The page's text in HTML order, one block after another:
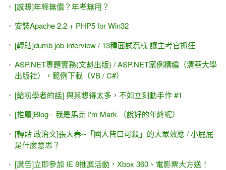
[感想]年輕無價？年老無用？
安裝Apache 2.2 + PHP5 for Win32
[轉貼]dumb job-interview / 13種面試蠢樣 讓主考官抓狂
ASP.NET專題實務(文魁出版) / ASP.NET案例精編（清華大學
出版社），範例下載（VB / C#）
[給初學者的話] 與其想得太多，不如立刻動手作 #1
[推薦]Blog-- 我是馬克 I'm Mark （說好的年終呢）
[轉貼 政治文]張大春--「國人皆曰可殺」的大眾效應 / 小屁屁
是什麼意思？
[廣告]立即參加 IE 8推薦活動，Xbox 360、電影票大方送！